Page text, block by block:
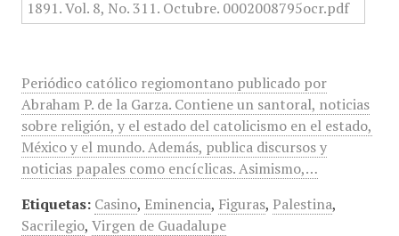
Periódico católico regiomontano publicado por
Abraham P. de la Garza. Contiene un santoral, noticias
sobre religión, y el estado del catolicismo en el estado,
México y el mundo. Además, publica discursos y
noticias papales como encíclicas. Asimismo,…
Etiquetas: Casino, Eminencia, Figuras, Palestina,
Sacrilegio, Virgen de Guadalupe